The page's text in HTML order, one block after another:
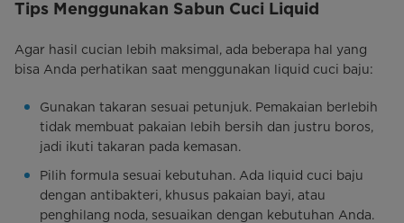
Tips Menggunakan Sabun Cuci Liquid
Agar hasil cucian lebih maksimal, ada beberapa hal yang
bisa Anda perhatikan saat menggunakan liquid cuci baju:
Gunakan takaran sesuai petunjuk. Pemakaian berlebih
tidak membuat pakaian lebih bersih dan justru boros,
jadi ikuti takaran pada kemasan.
Pilih formula sesuai kebutuhan. Ada liquid cuci baju
dengan antibakteri, khusus pakaian bayi, atau
penghilang noda, sesuaikan dengan kebutuhan Anda.